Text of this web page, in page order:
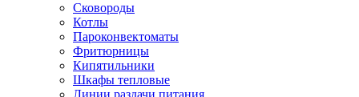
Сковороды
Котлы
Пароконвектоматы
Фритюрницы
Кипятильники
Шкафы тепловые
Линии раздачи питания